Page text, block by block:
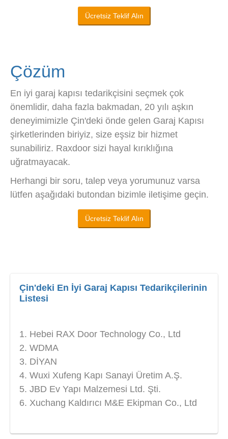
Ücretsiz Teklif Alın
Çözüm
En iyi garaj kapısı tedarikçisini seçmek çok
önemlidir, daha fazla bakmadan, 20 yılı aşkın
deneyimimizle Çin'deki önde gelen Garaj Kapısı
şirketlerinden biriyiz, size eşsiz bir hizmet
sunabiliriz. Raxdoor sizi hayal kırıklığına
uğratmayacak.
Herhangi bir soru, talep veya yorumunuz varsa
lütfen aşağıdaki butondan bizimle iletişime geçin.
Ücretsiz Teklif Alın
Çin'deki En İyi Garaj Kapısı Tedarikçilerinin
Listesi
Hebei RAX Door Technology Co., Ltd
WDMA
DİYAN
Wuxi Xufeng Kapı Sanayi Üretim A.Ş.
JBD Ev Yapı Malzemesi Ltd. Şti.
Xuchang Kaldırıcı M&E Ekipman Co., Ltd